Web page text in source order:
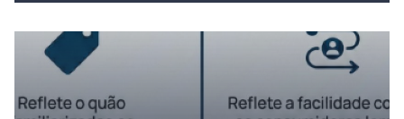
Introduz o conceito de público-ideal como distinção
analítica do público-alvo convencional e reconceituou o
marketing como infraestrutura de coordenação que